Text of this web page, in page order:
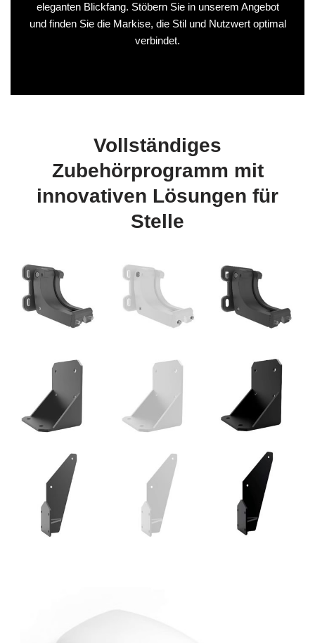
eleganten Blickfang. Stöbern Sie in unserem Angebot
und finden Sie die Markise, die Stil und Nutzwert optimal
verbindet.
Vollständiges
Zubehörprogramm mit
innovativen Lösungen für
Stelle